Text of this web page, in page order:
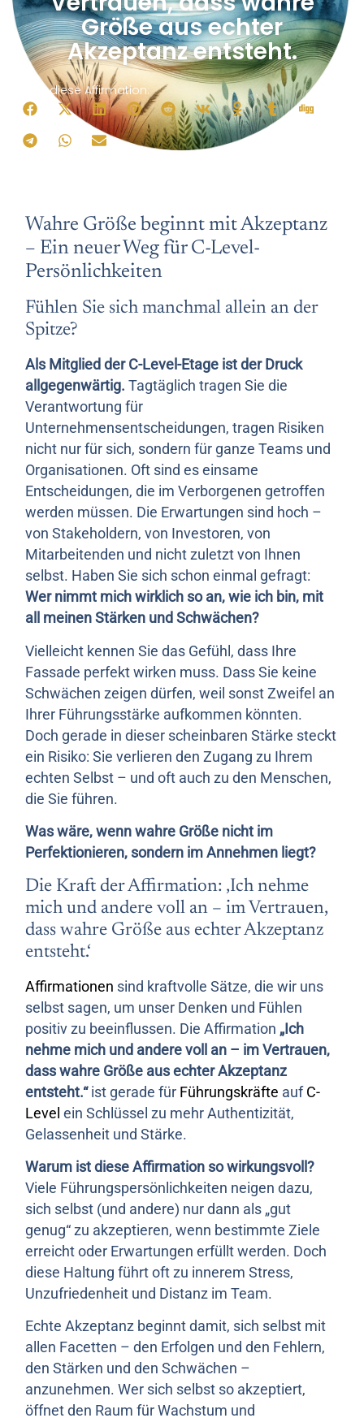
Größe aus echter
Akzeptanz entsteht.
Teile diese Affirmation:
Wahre Größe beginnt mit Akzeptanz
– Ein neuer Weg für C-Level-
Persönlichkeiten
Fühlen Sie sich manchmal allein an der
Spitze?
Als Mitglied der C-Level-Etage ist der Druck
allgegenwärtig. Tagtäglich tragen Sie die
Verantwortung für
Unternehmensentscheidungen, tragen Risiken
nicht nur für sich, sondern für ganze Teams und
Organisationen. Oft sind es einsame
Entscheidungen, die im Verborgenen getroffen
werden müssen. Die Erwartungen sind hoch –
von Stakeholdern, von Investoren, von
Mitarbeitenden und nicht zuletzt von Ihnen
selbst. Haben Sie sich schon einmal gefragt:
Wer nimmt mich wirklich so an, wie ich bin, mit
all meinen Stärken und Schwächen?
Vielleicht kennen Sie das Gefühl, dass Ihre
Fassade perfekt wirken muss. Dass Sie keine
Schwächen zeigen dürfen, weil sonst Zweifel an
Ihrer Führungsstärke aufkommen könnten.
Doch gerade in dieser scheinbaren Stärke steckt
ein Risiko: Sie verlieren den Zugang zu Ihrem
echten Selbst – und oft auch zu den Menschen,
die Sie führen.
Was wäre, wenn wahre Größe nicht im
Perfektionieren, sondern im Annehmen liegt?
Die Kraft der Affirmation: ‚Ich nehme
mich und andere voll an – im Vertrauen,
dass wahre Größe aus echter Akzeptanz
entsteht.‘
Affirmationen sind kraftvolle Sätze, die wir uns
selbst sagen, um unser Denken und Fühlen
positiv zu beeinflussen. Die Affirmation „Ich
nehme mich und andere voll an – im Vertrauen,
dass wahre Größe aus echter Akzeptanz
entsteht.“ist gerade für Führungskräfte auf C-
Level ein Schlüssel zu mehr Authentizität,
Gelassenheit und Stärke.
Warum ist diese Affirmation so wirkungsvoll?
Viele Führungspersönlichkeiten neigen dazu,
sich selbst (und andere) nur dann als „gut
genug“ zu akzeptieren, wenn bestimmte Ziele
erreicht oder Erwartungen erfüllt werden. Doch
diese Haltung führt oft zu innerem Stress,
Unzufriedenheit und Distanz im Team.
Echte Akzeptanz beginnt damit, sich selbst mit
allen Facetten – den Erfolgen und den Fehlern,
den Stärken und den Schwächen –
anzunehmen. Wer sich selbst so akzeptiert,
öffnet den Raum für Wachstum und